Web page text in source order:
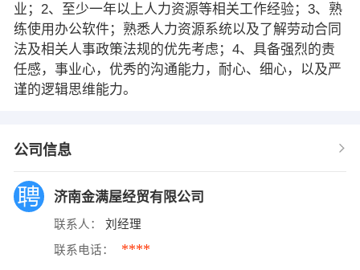
业；2、至少一年以上人力资源等相关工作经验；3、熟
练使用办公软件；熟悉人力资源系统以及了解劳动合同
法及相关人事政策法规的优先考虑；4、具备强烈的责
任感，事业心，优秀的沟通能力，耐心、细心，以及严
谨的逻辑思维能力。
公司信息
济南金满屋经贸有限公司
联系人： 刘经理
联系电话： ****